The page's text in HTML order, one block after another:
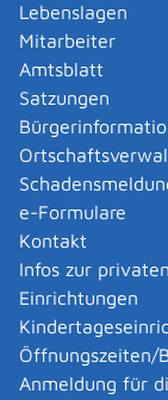
Lebenslagen
Mitarbeiter
Amtsblatt
Satzungen
e-Formulare
Kontakt
Infos zur
Einrichtungen
Öffnungszeiten/
Anmeldung für
Undingen
1. Vorsitzender
Marc Bergweiler
Hagstr. 7
72820
Zurück
|